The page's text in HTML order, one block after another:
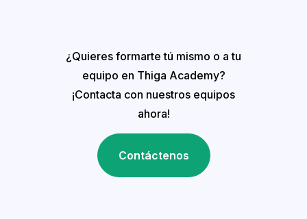
¿Quieres formarte tú mismo o a tu
equipo en Thiga Academy?
¡Contacta con nuestros equipos
ahora!
Contáctenos